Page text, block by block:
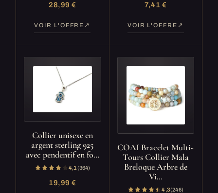
28,99 €
VOIR L'OFFRE
7,41 €
VOIR L'OFFRE
Collier unisexe en
argent sterling 925
avec pendentif en fo…
4,1(364)
19,99 €
COAI Bracelet Multi-
Tours Collier Mala
Breloque Arbre de
Vi…
4,3(246)